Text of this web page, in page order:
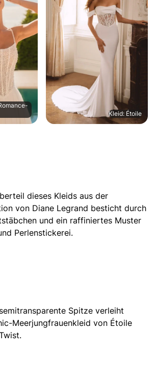
Kleid: Étoile
dieses Kleids aus der
von Diane Legrand besticht durch
und ein raffiniertes Muster
Perlenstickerei.
Spitze verleiht
Meerjungfrauenkleid von Étoile